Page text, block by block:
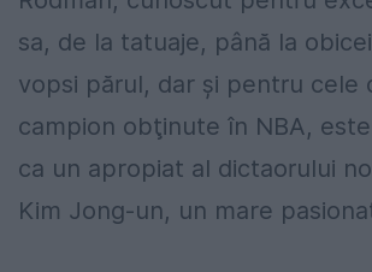
sa, de la tatuaje, până la
vopsi părul, dar şi pentru cele
campion obţinute în NBA,
ca un apropiat al dictaorului
Kim Jong-un, un mare